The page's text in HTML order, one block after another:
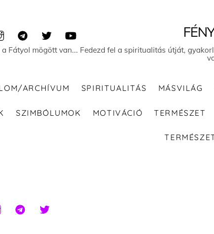
Fátyol mögött van... Fedezd fel a spiritualitás útját,
ARCHÍVUM SPIRITUALITÁS MÁSVILÁG
SZIMBÓLUMOK MOTIVÁCIÓ TERMÉSZET